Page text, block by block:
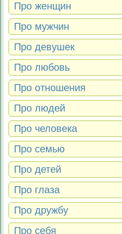
Про женщин
Про мужчин
Про девушек
Про любовь
Про отношения
Про людей
Про человека
Про семью
Про детей
Про глаза
Про дружбу
Про себя